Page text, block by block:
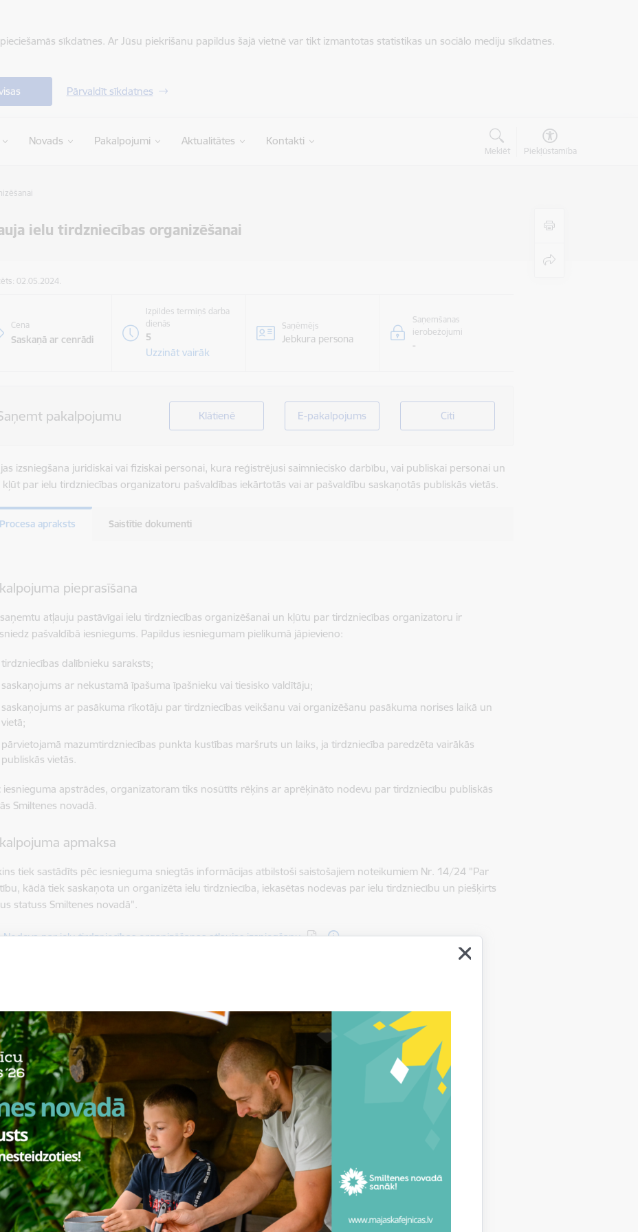
sīkdatnes. Ar Jūsu piekrišanu papildus šajā vietnē var tikt izmantotas statistikas un sociālo mediju sīkdatnes.
Pārvaldīt sīkdatnes
Novads Pakalpojumi Aktualitātes Kontakti
Meklēt Piekļūstamība
ielu tirdzniecības organizēšanai
02.05.2024.
Cena
Saskaņā ar cenrādi
Izpildes termiņš darba
dienās
5
Uzzināt vairāk
Saņēmējs
Jebkura persona
Saņemšanas
ierobežojumi
-
pakalpojumu Klātienē E-pakalpojums Citi
izsniegšana juridiskai vai fiziskai personai, kura reģistrējusi saimniecisko darbību, vai publiskai personai un
kļūt par ielu tirdzniecības organizatoru pašvaldības iekārtotās vai ar pašvaldību saskaņotās publiskās vietās.
Procesa apraksts Saistītie dokumenti
pieprasīšana
atļauju pastāvīgai ielu tirdzniecības organizēšanai un kļūtu par tirdzniecības organizatoru ir
pašvaldībā iesniegums. Papildus iesniegumam pielikumā jāpievieno:
tirdzniecības dalībnieku saraksts;
saskaņojums ar nekustamā īpašuma īpašnieku vai tiesisko valdītāju;
saskaņojums ar pasākuma rīkotāju par tirdzniecības veikšanu vai organizēšanu pasākuma norises laikā un
vietā;
pārvietojamā mazumtirdzniecības punkta kustības maršruts un laiks, ja tirdzniecība paredzēta vairākās
publiskās vietās.
iesnieguma apstrādes, organizatoram tiks nosūtīts rēķins ar aprēķināto nodevu par tirdzniecību publiskās
Smiltenes novadā.
apmaksa
tiek sastādīts pēc iesnieguma sniegtās informācijas atbilstoši saistošajiem noteikumiem Nr. 14/24 "Par
kādā tiek saskaņota un organizēta ielu tirdzniecība, iekasētas nodevas par ielu tirdzniecību un piešķirts
statuss Smiltenes novadā".
Nodeva par ielu tirdzniecības organizēšanas atļaujas izsniegšanu
konts: LV75UNLA0050014255591
nosaukums: AS SEB banka
kods: UNLA2X
saņemšana
tiek izsniegta 5 darba dienu laikā pēc rēķina apmaksas un izdota atbilstoši iesniegumā norādītajam
elektroniski ( e-adresē vai e-pastā)
klātienē